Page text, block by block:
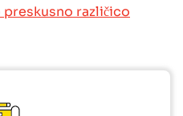
preskusno različico